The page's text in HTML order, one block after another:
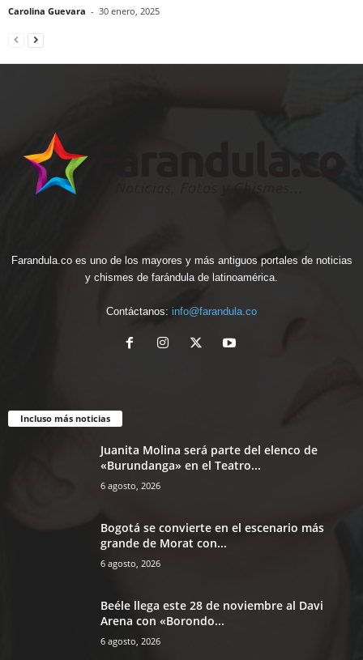
Carolina Guevara - 30 enero, 2025
Farandula.co es uno de los mayores y más antiguos portales de noticias
y chismes de farándula de latinoamérica.
Contáctanos: info@farandula.co
Incluso más noticias
Juanita Molina será parte del elenco de
«Burundanga» en el Teatro...
6 agosto, 2026
Bogotá se convierte en el escenario más
grande de Morat con...
6 agosto, 2026
Beéle llega este 28 de noviembre al Davi
Arena con «Borondo...
6 agosto, 2026